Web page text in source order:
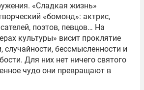
«Сладкая жизнь»
«бомонд»: актрис,
поэтов, певцов… На
культуры» висит проклятие
случайности, бессмысленности и
Для них нет ничего святого
чудо они превращают в